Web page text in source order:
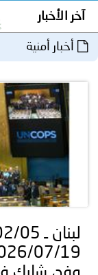
المكاتب
المجلس
مؤتمرات
و
اجتماعات
جهود
و
إنجازات
برامج
توعوية
الخدمات
الإلكترونية
صور
وفيديو
مجلة
آخر الأخبار
أخبار أمنية